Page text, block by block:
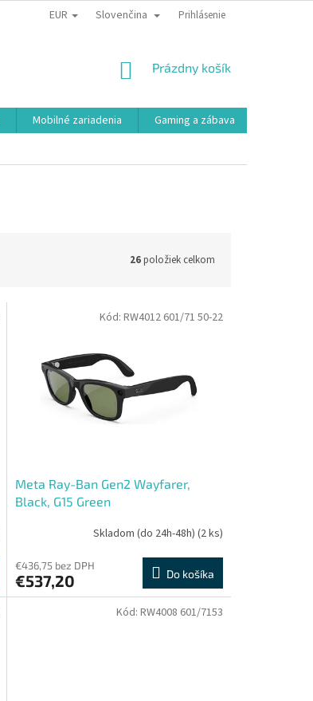
EUR Slovenčina Prihlásenie
NÁKUPNÝ
Prázdny košík
Mobilné zariadenia Gaming a zábava
26položiek celkom
Meta Ray-Ban Gen2 Wayfarer,
Black, G15 Green
Skladom (do 24h-48h) (2 ks)
€436,75 bez DPH
€537,20 Do košíka
Kód: RW4012 601/71 50-22
Kód: RW4008 601/7153